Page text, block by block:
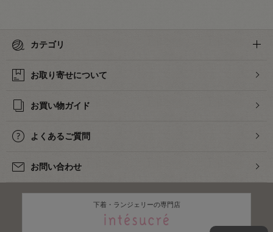
カテゴリ
お取り寄せについて
お買い物ガイド
よくあるご質問
お問い合わせ
下着・ランジェリーの専門店